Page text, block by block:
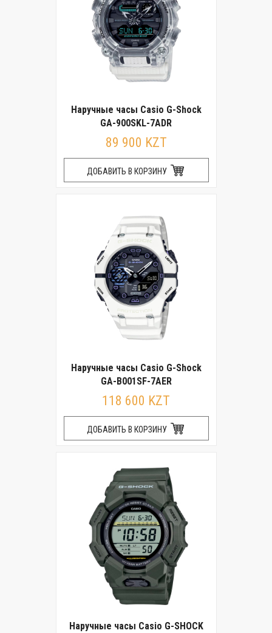
Наручные часы Casio G-Shock
GA-900SKL-7ADR
89 900 KZT
ДОБАВИТЬ В КОРЗИНУ
Наручные часы Casio G-Shock
GA-B001SF-7AER
118 600 KZT
ДОБАВИТЬ В КОРЗИНУ
Наручные часы Casio G-SHOCK